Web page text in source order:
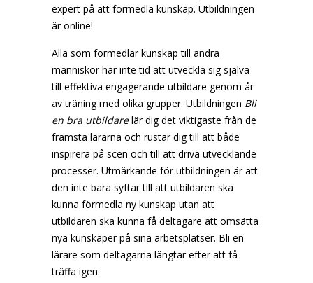
expert på att förmedla kunskap. Utbildningen
är online!
Alla som förmedlar kunskap till andra
människor har inte tid att utveckla sig själva
till effektiva engagerande utbildare genom år
av träning med olika grupper. Utbildningen Bli
en bra utbildarelär dig det viktigaste från de
främsta lärarna och rustar dig till att både
inspirera på scen och till att driva utvecklande
processer. Utmärkande för utbildningen är att
den inte bara syftar till att utbildaren ska
kunna förmedla ny kunskap utan att
utbildaren ska kunna få deltagare att omsätta
nya kunskaper på sina arbetsplatser. Bli en
lärare som deltagarna längtar efter att få
träffa igen.